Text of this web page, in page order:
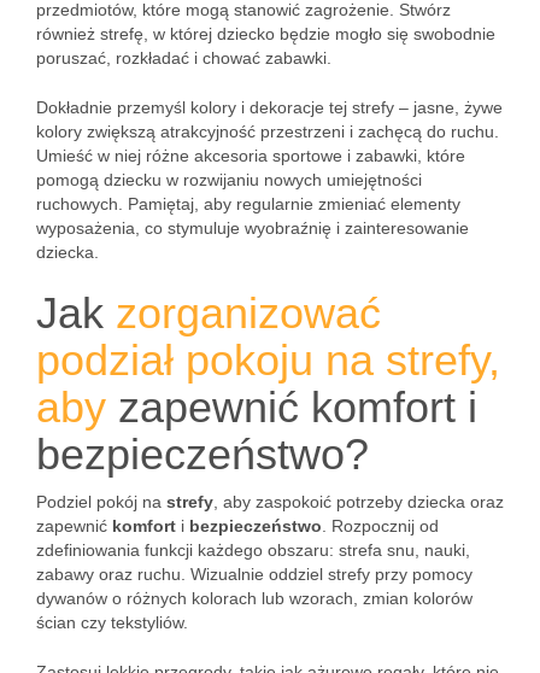
przedmiotów, które mogą stanowić zagrożenie. Stwórz
również strefę, w której dziecko będzie mogło się swobodnie
poruszać, rozkładać i chować zabawki.
Dokładnie przemyśl kolory i dekoracje tej strefy – jasne, żywe
kolory zwiększą atrakcyjność przestrzeni i zachęcą do ruchu.
Umieść w niej różne akcesoria sportowe i zabawki, które
pomogą dziecku w rozwijaniu nowych umiejętności
ruchowych. Pamiętaj, aby regularnie zmieniać elementy
wyposażenia, co stymuluje wyobraźnię i zainteresowanie
dziecka.
Jak zorganizować
podział pokoju na strefy,
aby zapewnić komfort i
bezpieczeństwo?
Podziel pokój na strefy , aby zaspokoić potrzeby dziecka oraz
zapewnić komfort i bezpieczeństwo . Rozpocznij od
zdefiniowania funkcji każdego obszaru: strefa snu, nauki,
zabawy oraz ruchu. Wizualnie oddziel strefy przy pomocy
dywanów o różnych kolorach lub wzorach, zmian kolorów
ścian czy tekstyliów.